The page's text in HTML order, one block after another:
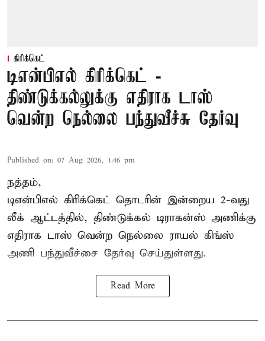
கிரிக்கெட்
டிஎன்பிஎல் கிரிக்கெட் -
திண்டுக்கல்லுக்கு எதிராக டாஸ்
வென்ற நெல்லை பந்துவீச்சு தேர்வு
Published on: 07 Aug 2026, 1:46 pm
நத்தம்,
டிஎன்பிஎல் கிரிக்கெட் தொடரின் இன்றைய 2-வது
லீக் ஆட்டத்தில், திண்டுக்கல் டிராகன்ஸ் அணிக்கு
எதிராக டாஸ் வென்ற நெல்லை ராயல் கிங்ஸ்
அணி பந்துவீச்சை தேர்வு செய்துள்ளது.
Read More